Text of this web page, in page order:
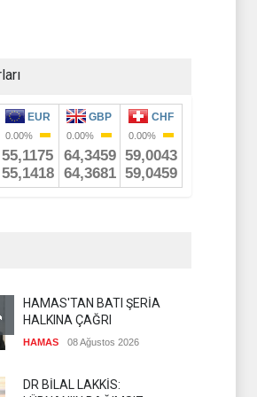
HAMAS'TAN BATI ŞERİA
HALKINA ÇAĞRI
HAMAS 08 Ağustos 2026
DR BİLAL LAKKİS: